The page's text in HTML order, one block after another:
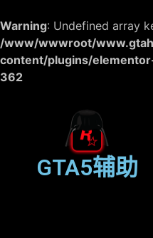
Warning: Undefined array
/www/wwwroot/
content/plugins/
362
GTA5辅助